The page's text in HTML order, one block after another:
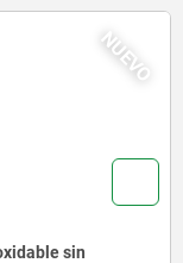
NUEVO
con